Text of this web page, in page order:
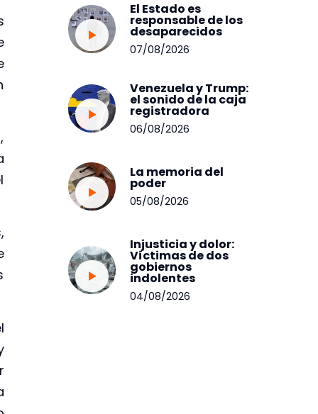
El Estado es
responsable de los
desaparecidos
07/08/2026
Venezuela y Trump:
el sonido de la caja
registradora
06/08/2026
La memoria del
poder
05/08/2026
Injusticia y dolor:
Víctimas de dos
gobiernos
indolentes
04/08/2026